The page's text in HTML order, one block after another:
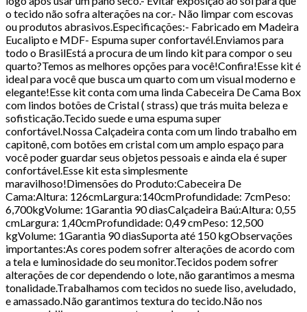
o tecido não sofra alterações na cor.- Não limpar com escovas
ou produtos abrasivos.Especificações:- Fabricado em Madeira
Eucalipto e MDF- Espuma super confortavél.Enviamos para
todo o BrasilEstá a procura de um lindo kit para compor o seu
quarto?Temos as melhores opções para você!Confira!Esse kit é
ideal para você que busca um quarto com um visual moderno e
elegante!Esse kit conta com uma linda Cabeceira De Cama Box
com lindos botões de Cristal ( strass) que trás muita beleza e
sofisticação.Tecido suede e uma espuma super
confortável.Nossa Calçadeira conta com um lindo trabalho em
capitonê, com botões em cristal com um amplo espaço para
você poder guardar seus objetos pessoais e ainda ela é super
confortável.Esse kit esta simplesmente
maravilhoso!Dimensões do Produto:Cabeceira De
Cama:Altura: 126cmLargura:140cmProfundidade: 7cmPeso:
6,700kgVolume: 1Garantia 90 diasCalçadeira Baú:Altura: 0,55
cmLargura: 1,40cmProfundidade: 0,49 cmPeso: 12,500
kgVolume: 1Garantia 90 diasSuporta até 150 kgObservações
importantes:As cores podem sofrer alterações de acordo com
a tela e luminosidade do seu monitor.Tecidos podem sofrer
alterações de cor dependendo o lote, não garantimos a mesma
tonalidade.Trabalhamos com tecidos no suede liso, aveludado,
e amassado.Não garantimos textura do tecido.Não nos